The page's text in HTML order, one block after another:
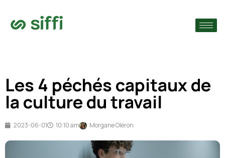
›
Les 4 péchés capitaux de
la culture du travail
2023-06-01 10:10 am Morgane Oléron